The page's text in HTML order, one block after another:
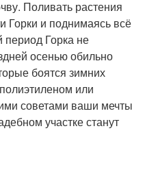
Поливать растения
Горки и поднимаясь всё
Горка не
осенью обильно
боятся зимних
или
советами ваши мечты
участке станут